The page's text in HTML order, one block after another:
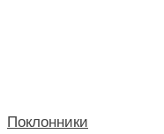
Поклонники